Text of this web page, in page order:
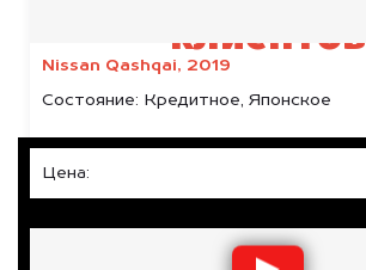
Nissan Qashqai, 2019
Состояние: Кредитное, Японское
Цена:
клиентов